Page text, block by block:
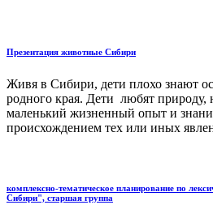
Презентация животные Сибири
Живя в Сибири, дети плохо знают
родного края. Дети любят
маленький жизненный опыт и
происхождением тех или иных
комплексно-тематическое планирование по
Сибири", старшая группа